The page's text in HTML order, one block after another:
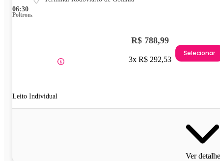
06:30
Poltrona
Leito Individual
R$ 788,99
3x R$ 292,53
Selecionar
Ver